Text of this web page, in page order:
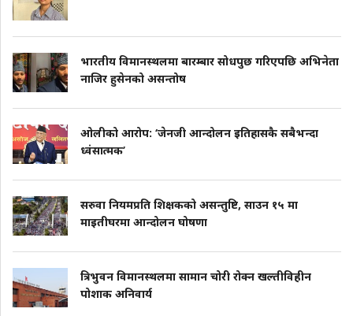
भारतीय विमानस्थलमा बारम्बार सोधपुछ गरिएपछि अभिनेता
नाजिर हुसेनको असन्तोष
ओलीको आरोप: ‘जेनजी आन्दोलन इतिहासकै सबैभन्दा
ध्वंसात्मक’
सरुवा नियमप्रति शिक्षकको असन्तुष्टि, साउन १५ मा
माइतीघरमा आन्दोलन घोषणा
त्रिभुवन विमानस्थलमा सामान चोरी रोक्न खल्तीविहीन
पोशाक अनिवार्य